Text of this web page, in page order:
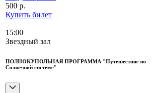
500 р.
Купить билет
15:00
Звездный зал
ПОЛНОКУПОЛЬНАЯ ПРОГРАММА "Путешествие по
Солнечной системе"